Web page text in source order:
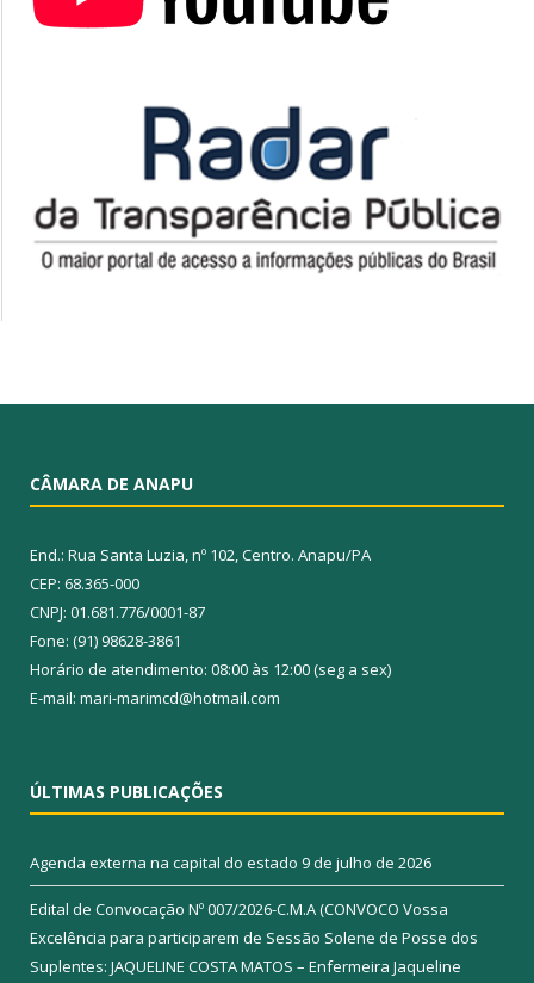
CÂMARA DE ANAPU
End.: Rua Santa Luzia, nº 102, Centro. Anapu/PA
CEP: 68.365-000
CNPJ: 01.681.776/0001-87
Fone: (91) 98628-3861
Horário de atendimento: 08:00 às 12:00 (seg a sex)
E-mail: mari-marimcd@hotmail.com
ÚLTIMAS PUBLICAÇÕES
Agenda externa na capital do estado 9 de julho de 2026
Edital de Convocação Nº 007/2026-C.M.A (CONVOCO Vossa
Excelência para participarem de Sessão Solene de Posse dos
Suplentes: JAQUELINE COSTA MATOS – Enfermeira Jaqueline